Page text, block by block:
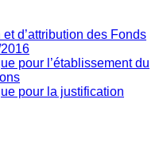
d’attribution des Fonds
pour l’établissement du
pour la justification